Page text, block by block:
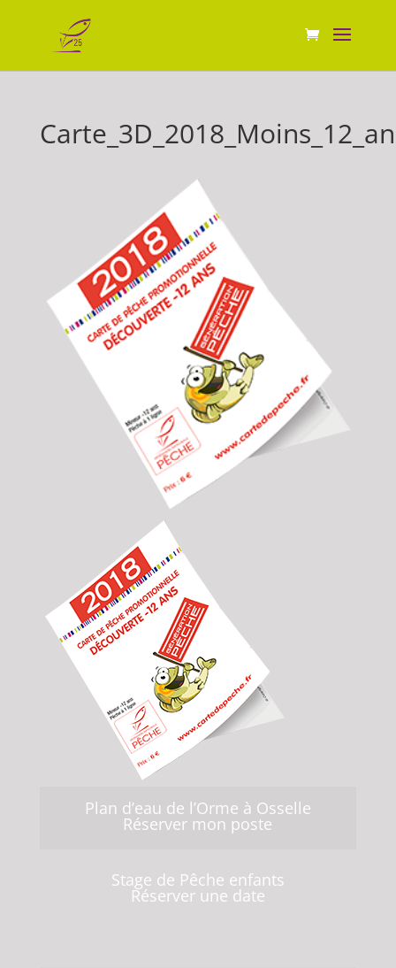
Plan d’eau de l’Orme à Osselle
Réserver mon poste
Stage de Pêche enfants
Réserver une date